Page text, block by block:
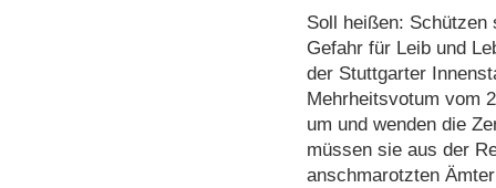
Soll heißen:
Gefahr für Leib und
der Stuttgarter
Mehrheitsvotum vom
um und wenden die
müssen sie aus der
anschmarotzten